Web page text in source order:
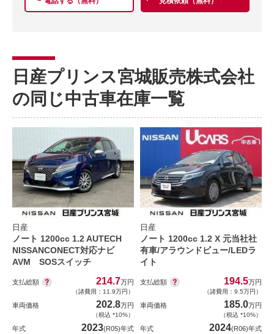
日産プリンス宮城販売株式会社
の同じ中古車在庫一覧
日産
ノート 1200cc 1.2 AUTECH
NISSANCONECT対応ナビ
AVM SOSスイッチ
支払総額 214.7万円
（諸費用：11.9万円）
車両価格 202.8万円
（税込 *10%）
年式 2023(R05)年式
日産
ノート 1200cc 1.2 X 元当社社
有車/アラウンドビュー/LEDラ
イト
支払総額 194.5万円
（諸費用：9.5万円）
車両価格 185.0万円
（税込 *10%）
年式 2024(R06)年式